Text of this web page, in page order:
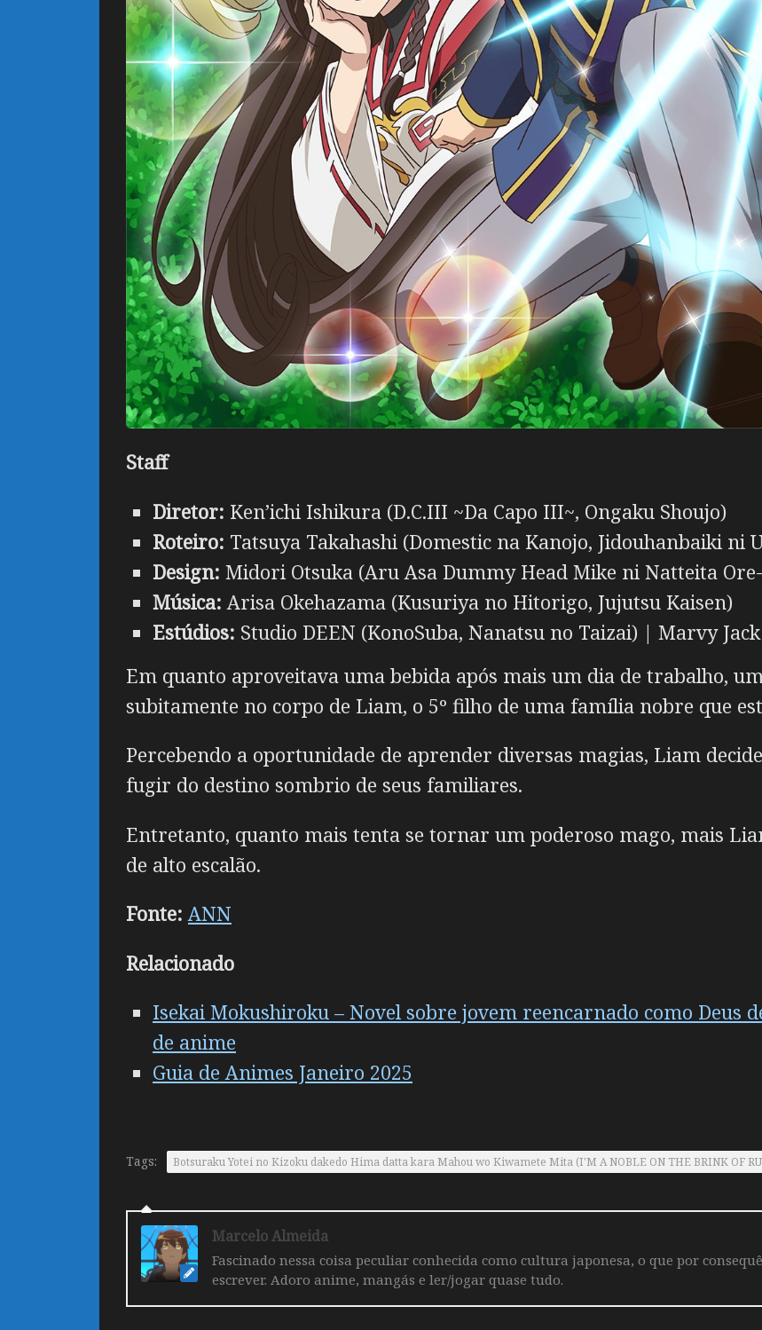
Staff
Diretor: Ken’ichi Ishikura (D.C.III ~Da Capo III~, Ongaku Shoujo)
Roteiro: Tatsuya Takahashi (Domestic na Kanojo, Jidouhanbaiki ni
Design: Midori Otsuka (Aru Asa Dummy Head Mike ni Natteita
Música: Arisa Okehazama (Kusuriya no Hitorigo, Jujutsu Kaisen)
Estúdios: Studio DEEN (KonoSuba, Nanatsu no Taizai) | Marvy
Em quanto aproveitava uma bebida após mais um dia de trabalho,
subitamente no corpo de Liam, o 5º filho de uma família nobre que
Percebendo a oportunidade de aprender diversas magias, Liam
fugir do destino sombrio de seus familiares.
Entretanto, quanto mais tenta se tornar um poderoso mago, mais
de alto escalão.
Fonte:ANN
Relacionado
Isekai Mokushiroku – Novel sobre jovem reencarnado como Deus
de anime
Guia de Animes Janeiro 2025
Tags: Botsuraku Yotei no Kizoku dakedo Hima datta kara Mahou wo Kiwamete Mita (I'M A NOBLE ON THE BRINK OF
Marcelo Almeida
Fascinado nessa coisa peculiar conhecida como cultura japonesa, o que por
escrever. Adoro anime, mangás e ler/jogar quase tudo.